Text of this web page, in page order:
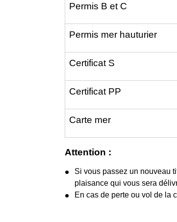
Permis B et C
Permis mer hauturier
Certificat S
Certificat PP
Carte mer
Attention :
Si vous passez un nouveau
plaisance qui vous sera
En cas de perte ou vol de la